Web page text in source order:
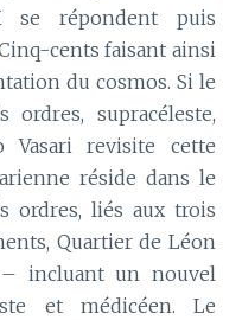
répondent puis
cents faisant ainsi
du cosmos. Si le
supracéleste,
Vasari revisite cette
réside dans le
ordres, liés aux trois
Quartier de Léon
incluant un nouvel
et médicéen. Le